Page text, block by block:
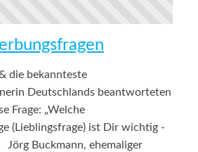
die bekannteste
Deutschlands beantworteten
Frage: „Welche
(Lieblingsfrage) ist Dir wichtig -
Buckmann, ehemaliger